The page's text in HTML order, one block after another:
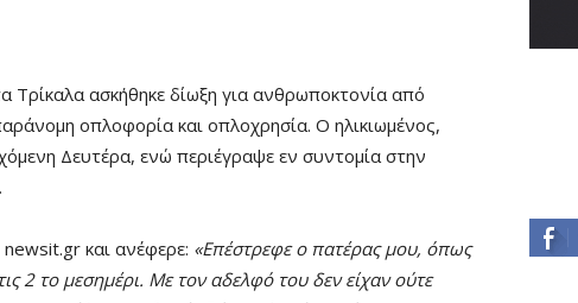
ασκήθηκε δίωξη για ανθρωποκτονία από
οπλοφορία και οπλοχρησία. Ο ηλικιωμένος,
Δευτέρα, ενώ περιέγραψε εν συντομία στην
και ανέφερε: «Επέστρεφε ο πατέρας μου, όπως
2 το μεσημέρι. Με τον αδελφό του δεν είχαν ούτε